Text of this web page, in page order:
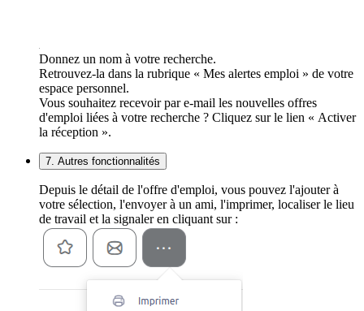
Donnez un nom à votre recherche.
Retrouvez-la dans la rubrique « Mes alertes emploi » de votre
espace personnel.
Vous souhaitez recevoir par e-mail les nouvelles offres
d'emploi liées à votre recherche ? Cliquez sur le lien « Activer
la réception ».
7. Autres fonctionnalités
Depuis le détail de l'offre d'emploi, vous pouvez l'ajouter à
votre sélection, l'envoyer à un ami, l'imprimer, localiser le lieu
de travail et la signaler en cliquant sur :